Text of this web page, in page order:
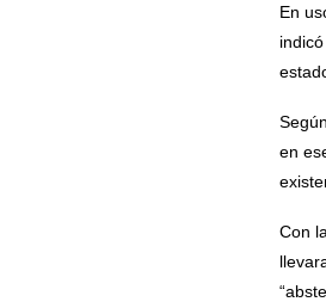
En
en
Con